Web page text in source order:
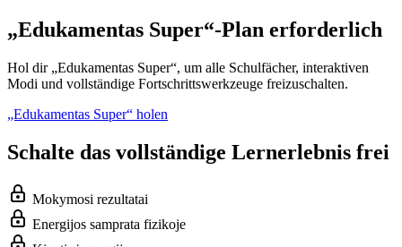
„Edukamentas Super“-Plan erforderlich
Hol dir „Edukamentas Super“, um alle Schulfächer, interaktiven
Modi und vollständige Fortschrittswerkzeuge freizuschalten.
„Edukamentas Super“ holen
Schalte das vollständige Lernerlebnis frei
Mokymosi rezultatai
Energijos samprata fizikoje